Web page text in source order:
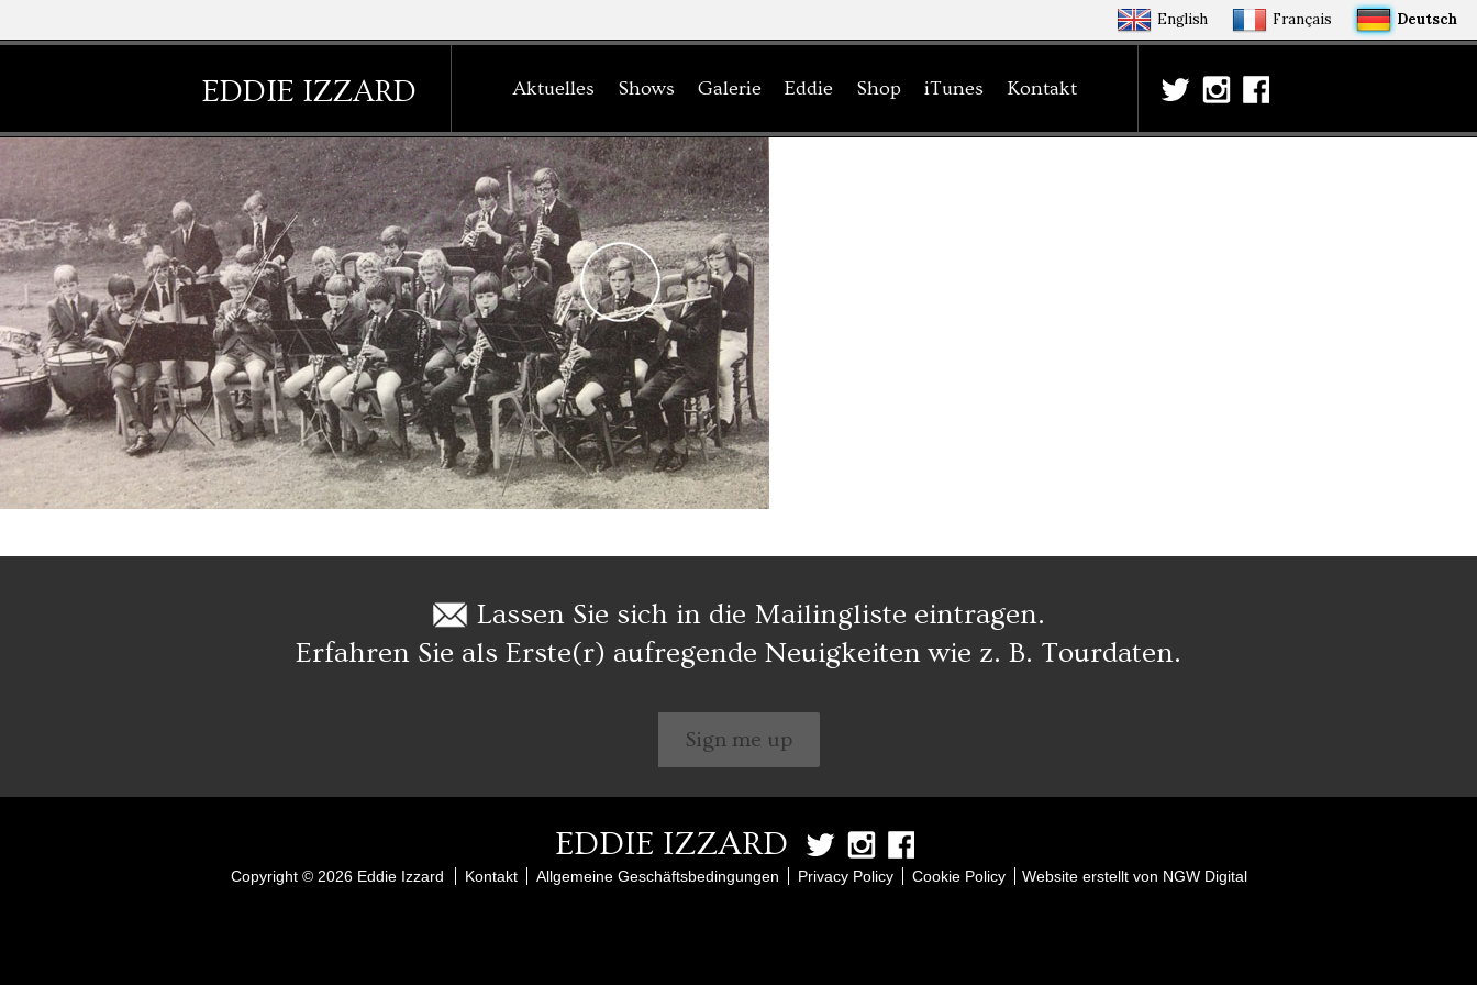
English Français Deutsch
EDDIE IZZARD Aktuelles Shows Galerie Eddie Shop iTunes Kontakt
Lassen Sie sich in die Mailingliste eintragen.
Erfahren Sie als Erste(r) aufregende Neuigkeiten wie z. B. Tourdaten.
Sign me up
EDDIE IZZARD
Copyright © 2026 Eddie Izzard Kontakt Allgemeine Geschäftsbedingungen Privacy Policy Cookie Policy Website erstellt von NGW Digital